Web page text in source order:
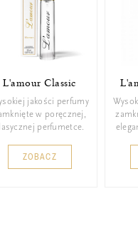
L'amour Classic
jakości perfumy
w poręcznej,
perfumetce.
ZOBACZ